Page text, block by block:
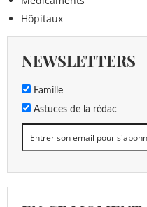
Hôpitaux
NEWSLETTERS
Famille
Astuces de la rédac